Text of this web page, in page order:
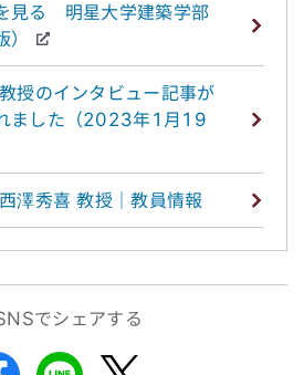
見る 明星大学建築学部
）
授のインタビュー記事が
ました（2023年1月19
澤秀喜 教授｜教員情報
でシェアする